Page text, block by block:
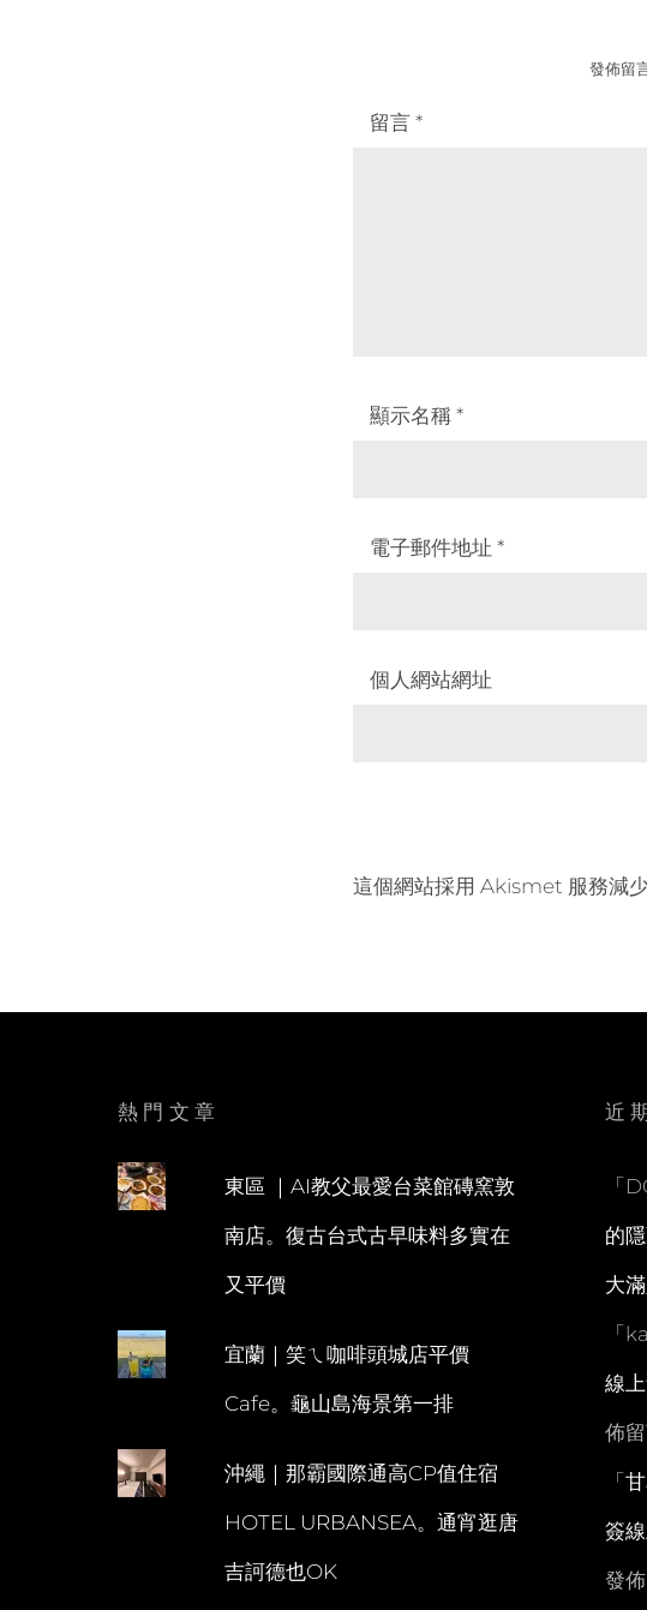
發佈留
留言 *
顯示名稱 *
電子郵件地址 *
個人網站網址
這個網站採用 Akismet 服務減少
熱門文章
東區 ｜AI教父最愛台菜館磚窯敦
南店。復古台式古早味料多實在
又平價
宜蘭｜笑ㄟ咖啡頭城店平價
Cafe。龜山島海景第一排
沖繩｜那霸國際通高CP值住宿
HOTEL URBANSEA。通宵逛唐
吉訶德也OK
近
「
的
大
「
線
佈
「
簽
發